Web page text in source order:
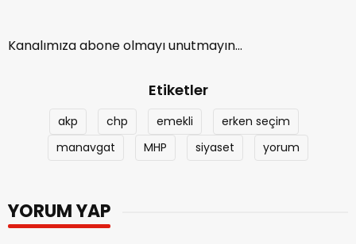
Kanalımıza abone olmayı unutmayın...
Etiketler
akp chp emekli
erken seçim
manavgat
MHP siyaset yorum
YORUM YAP